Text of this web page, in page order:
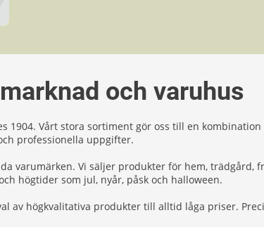
och varuhus
1904. Vårt stora sortiment gör oss till en
professionella uppgifter.
varumärken. Vi säljer produkter för hem, trädgård,
högtider som jul, nyår, påsk och halloween.
av högkvalitativa produkter till alltid låga priser.